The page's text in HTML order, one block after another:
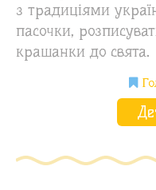
з традиціями
пасочки,
крашанки до свята.